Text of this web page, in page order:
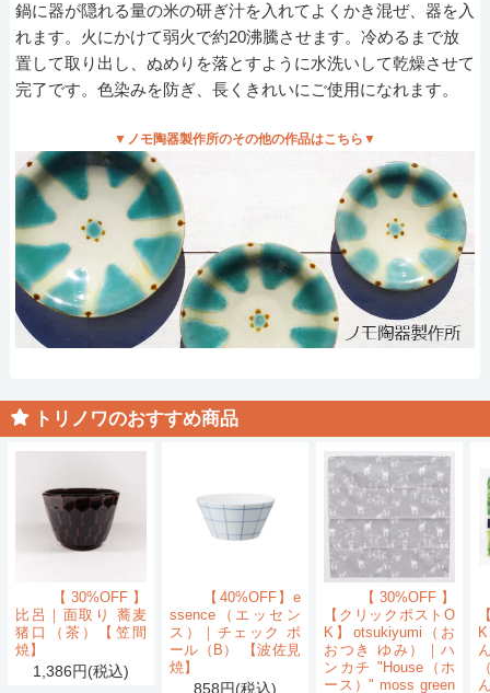
鍋に器が隠れる量の米の研ぎ汁を入れてよくかき混ぜ、器を入
れます。火にかけて弱火で約20沸騰させます。冷めるまで放
置して取り出し、ぬめりを落とすように水洗いして乾燥させて
完了です。色染みを防ぎ、長くきれいにご使用になれます。
▼ノモ陶器製作所のその他の作品はこちら▼
トリノワのおすすめ商品
【30%OFF】
比呂｜面取り 蕎麦
猪口（茶）【笠間
焼】
1,386円(税込)
【40%OFF】e
ssence（エッセン
ス）｜チェック ボ
ール（B） 【波佐見
焼】
858円(税込)
【30%OFF】
【クリックポストO
K】otsukiyumi（お
おつき ゆみ）｜ハ
ンカチ "House（ホ
ース）" moss green